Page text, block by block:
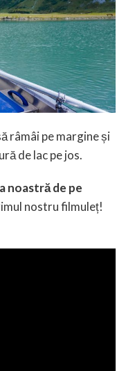
râmâi pe margine și
de lac pe jos.
noastră de pe
nostru filmuleț!